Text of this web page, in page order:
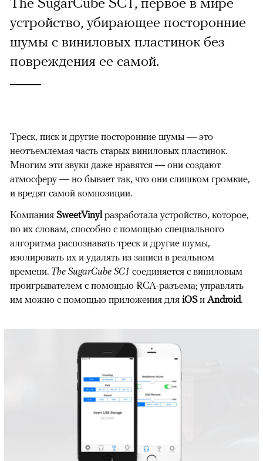
устройство, убирающее посторонние
шумы с виниловых пластинок без
повреждения ее самой.
Треск, писк и другие посторонние шумы — это
неотъемлемая часть старых виниловых пластинок.
Многим эти звуки даже нравятся — они создают
атмосферу — но бывает так, что они слишком громкие,
и вредят самой композиции.
Компания SweetVinylразработала устройство, которое,
по их словам, способно с помощью специального
алгоритма распознавать треск и другие шумы,
изолировать их и удалять из записи в реальном
времени. The SugarCube SC1 соединяется с виниловым
проигрывателем с помощью RCA-разъема; управлять
им можно с помощью приложения для iOSи Android.